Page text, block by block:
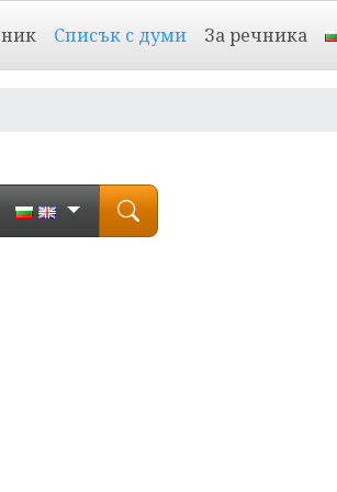
Списък с думи За речника